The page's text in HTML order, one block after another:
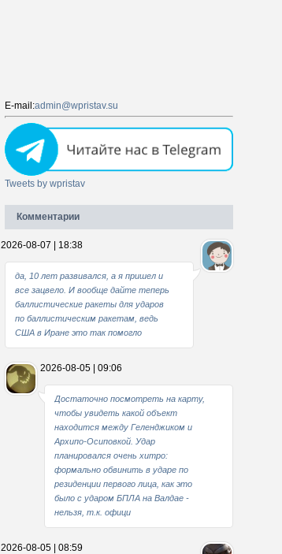
E-mail:admin@wpristav.su
Tweets by wpristav
Комментарии
2026-08-07 | 18:38
да, 10 лет развивался, а я пришел и
все зацвело. И вообще дайте теперь
баллистические ракеты для ударов
по баллистическим ракетам, ведь
США в Иране это так помогло
2026-08-05 | 09:06
Достаточно посмотреть на карту,
чтобы увидеть какой объект
находится между Геленджиком и
Архипо-Осиповкой. Удар
планировался очень хитро:
формально обвинить в ударе по
резиденции первого лица, как это
было с ударом БПЛА на Валдае -
нельзя, т.к. офици
2026-08-05 | 08:59